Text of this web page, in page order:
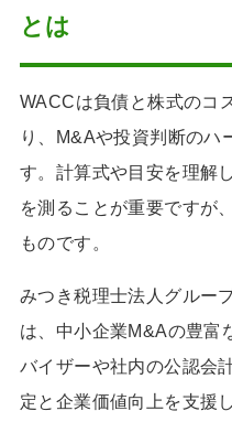
とは
WACCは負債と株式のコ
り、M&Aや投資判断のハ
す。計算式や目安を理解
を測ることが重要ですが
ものです。
みつき税理士法人グルー
は、中小企業M&Aの豊富
バイザーや社内の公認会
定と企業価値向上を支援